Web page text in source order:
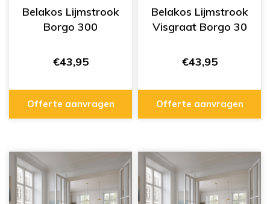
Belakos Lijmstrook
Borgo 300
€43,95
Offerte aanvragen
Belakos Lijmstrook
Visgraat Borgo 30
€43,95
Offerte aanvragen